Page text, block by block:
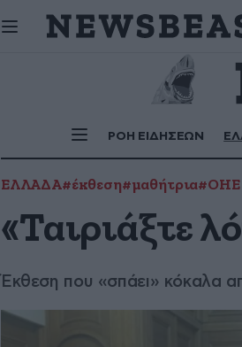
Σήμερα γιορτάζουν:
ΡΟΗ ΕΙΔΗΣΕΩΝ
ΕΛΛΑΔΑ#έκθεση#μαθήτρια#ΟΗΕ
«Ταιριάξτε
Έκθεση που «σπάει» κόκαλα